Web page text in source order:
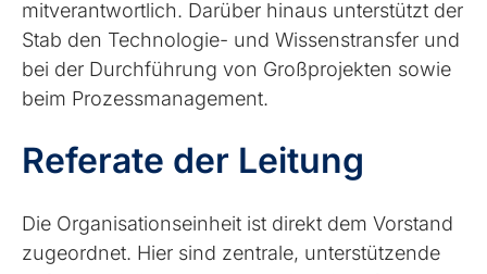
mitverantwortlich. Darüber hinaus unterstützt der
Stab den Technologie- und Wissenstransfer und
bei der Durchführung von Großprojekten sowie
beim Prozessmanagement.
Referate der Leitung
Die Organisationseinheit ist direkt dem Vorstand
zugeordnet. Hier sind zentrale, unterstützende